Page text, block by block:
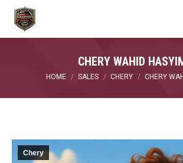
CHERY WAHID
You are here:
HOME SALES CHERY CHERY
Chery